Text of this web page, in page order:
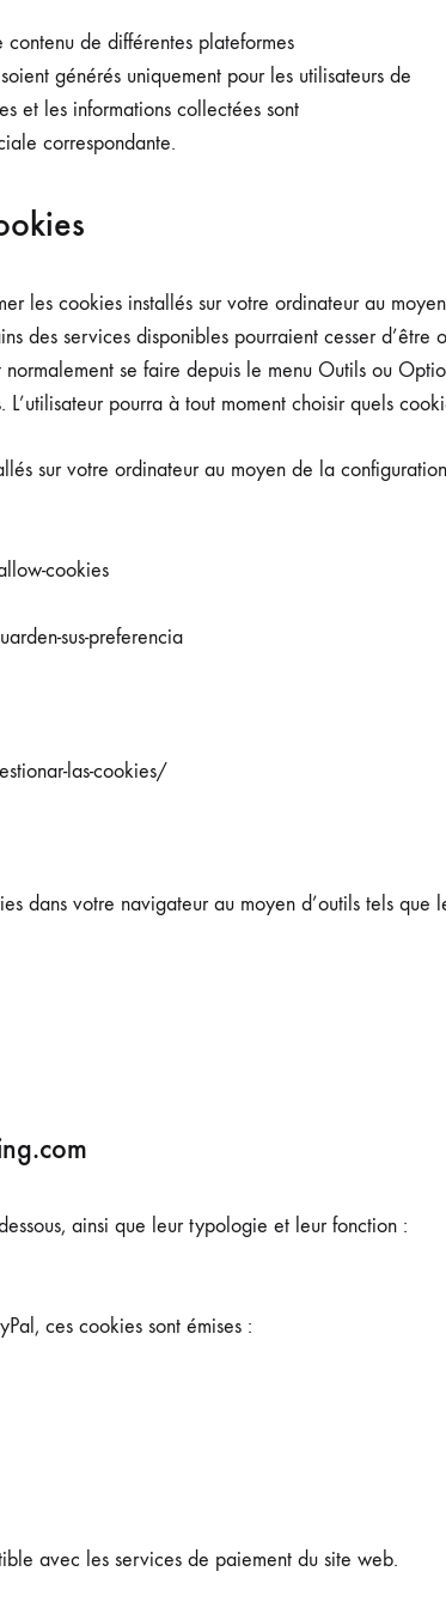
contenu de différentes plateformes
générés uniquement pour les utilisateurs de
et les informations collectées sont
correspondante.
les cookies installés sur votre ordinateur au
des services disponibles pourraient cesser
se faire depuis le menu Outils ou
pourra à tout moment choisir quels
sur votre ordinateur au moyen de la
cookies
sus-preferencia
las-cookies/
dans votre navigateur au moyen d’outils tels que
ainsi que leur typologie et leur fonction :
ces cookies sont émises :
avec les services de paiement du site web.